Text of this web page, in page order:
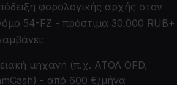
φορολογικής αρχής στον
54-FZ - πρόστιμα 30.000 RUB+
μηχανή (π.χ. ΑΤΟΛ OFD,
- από 600 €/μήνα